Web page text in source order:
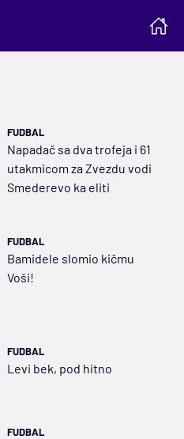
FUDBAL
Napadač sa dva trofeja i 61
utakmicom za Zvezdu vodi
Smederevo ka eliti
FUDBAL
Bamidele slomio kičmu
Voši!
FUDBAL
Levi bek, pod hitno
FUDBAL